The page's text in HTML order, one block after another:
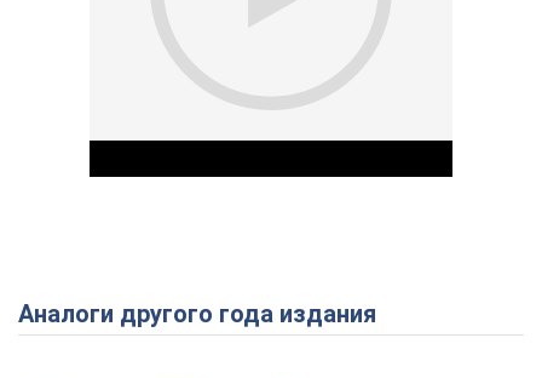
Play Video
Аналоги другого года издания